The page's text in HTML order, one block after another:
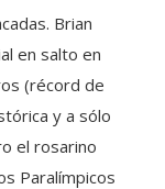
Brian
en salto en
(récord de
y a sólo
el rosarino
Paralímpicos